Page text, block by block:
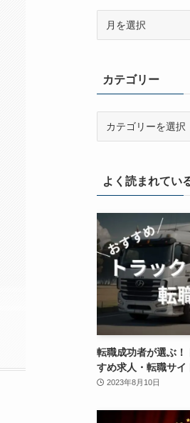
ブカテゴリー
ーよく読まれてい
転職成功者が選ぶ
すめ求人・転職サイ
2023年8月10日